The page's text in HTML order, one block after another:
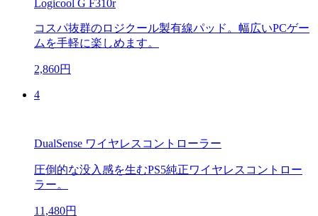
Logicool G F310r
コスパ抜群のロジクール製有線パッド。幅広いPCゲー
ムを手軽に楽しめます。
2,860円
4
DualSense ワイヤレスコントローラー
圧倒的な没入感を生むPS5純正ワイヤレスコントロー
ラー。
11,480円